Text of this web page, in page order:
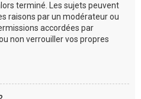
terminé. Les sujets peuvent
raisons par un modérateur ou
accordées par
non verrouiller vos propres